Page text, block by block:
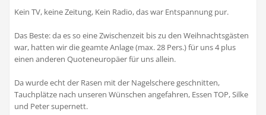
Kein TV, keine Zeitung, Kein Radio, das war Entspannung pur.
Das Beste: da es so eine Zwischenzeit bis zu den Weihnachtsgästen
war, hatten wir die geamte Anlage (max. 28 Pers.) für uns 4 plus
einen anderen Quoteneuropäer für uns allein.
Da wurde echt der Rasen mit der Nagelschere geschnitten,
Tauchplätze nach unseren Wünschen angefahren, Essen TOP, Silke
und Peter supernett.